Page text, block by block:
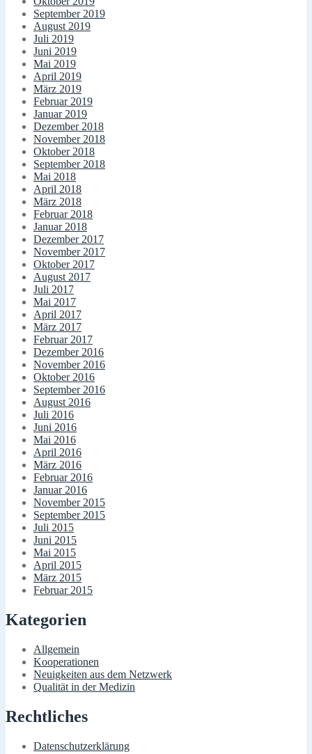
September 2019
August 2019
Juli 2019
Juni 2019
Mai 2019
April 2019
März 2019
Februar 2019
Januar 2019
Dezember 2018
November 2018
Oktober 2018
September 2018
Mai 2018
April 2018
März 2018
Februar 2018
Januar 2018
Dezember 2017
November 2017
Oktober 2017
August 2017
Juli 2017
Mai 2017
April 2017
März 2017
Februar 2017
Dezember 2016
November 2016
Oktober 2016
September 2016
August 2016
Juli 2016
Juni 2016
Mai 2016
April 2016
März 2016
Februar 2016
Januar 2016
November 2015
September 2015
Juli 2015
Juni 2015
Mai 2015
April 2015
März 2015
Februar 2015
Kategorien
Allgemein
Kooperationen
Neuigkeiten aus dem Netzwerk
Qualität in der Medizin
Rechtliches
Datenschutzerklärung